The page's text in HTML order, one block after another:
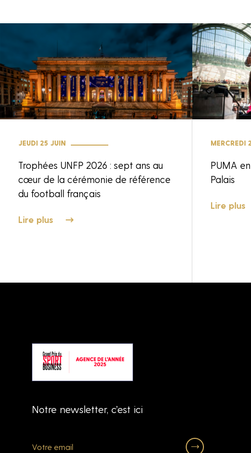
JEUDI 25 JUIN
Trophées UNFP 2026 : sept ans au
cœur de la cérémonie de référence
du football français
Lire plus
MERCREDI
PUMA
Palais
Lire plus
Notre newsletter, c’est ici